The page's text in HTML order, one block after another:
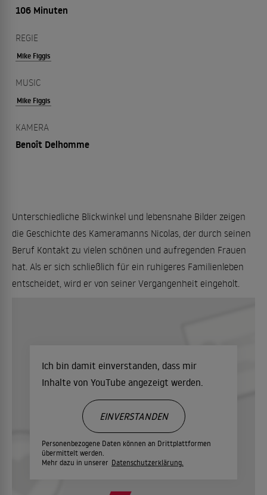
106 Minuten
REGIE
Mike Figgis
MUSIC
Mike Figgis
KAMERA
Benoît Delhomme
Unterschiedliche Blickwinkel und lebensnahe Bilder zeigen
die Geschichte des Kameramanns Nicolas, der durch seinen
Beruf Kontakt zu vielen schönen und aufregenden Frauen
hat. Als er sich schließlich für ein ruhigeres Familienleben
entscheidet, wird er von seiner Vergangenheit eingeholt.
Ich bin damit einverstanden, dass mir
Inhalte von YouTube angezeigt werden.
Personenbezogene Daten können an Drittplattformen
übermittelt werden.
Mehr dazu in unserer Datenschutzerklärung.
EINVERSTANDEN